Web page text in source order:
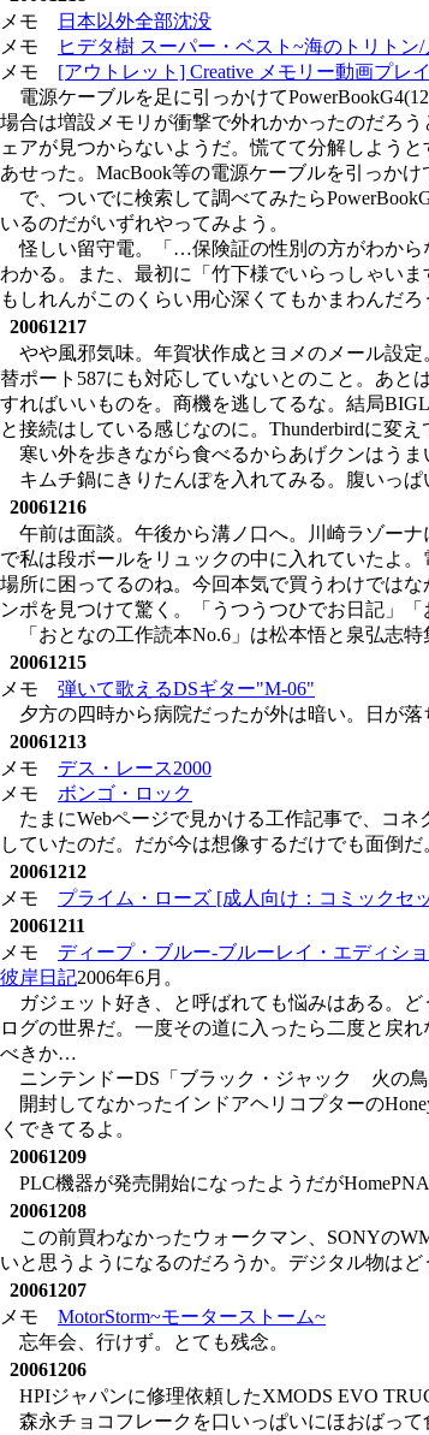
メモ
日本以外全部沈没
メモ
ヒデタ樹 スーパー・ベスト~海のトリトン
メモ [アウトレット] Creative メモリー動画プレ
電源ケーブルを足に引っかけて
場合は増設メモリが衝撃で外れかかったのだろ
ェアが見つからないようだ。慌てて分解しよう
あせった。MacBook等の電源ケーブルを引っかけ
で、ついでに検索して調べてみたら
いるのだがいずれやってみよう。
怪しい留守電。「…保険証の性別の方がわか
わかる。また、最初に「竹下様でいらっしゃい
もしれんがこのくらい用心深くてもかまわんだろ
20061217
やや風邪気味。年賀状作成とヨメのメール設
替ポート587にも対応していないとのこと。あと
すればいいものを。商機を逃してるな。結局
と接続はしている感じなのに。Thunderbirdに変え
寒い外を歩きながら食べるからあげクンはうま
キムチ鍋にきりたんぽを入れてみる。腹いっぱ
20061216
午前は面談。午後から溝ノ口へ。川崎ラゾー
で私は段ボールをリュックの中に入れていたよ
場所に困ってるのね。今回本気で買うわけでは
ンポを見つけて驚く。「うつうつひでお日記」
「おとなの工作読本No.6」は松本悟と泉弘志
20061215
メモ 弾いて歌えるDSギター"M-06"
夕方の四時から病院だったが外は暗い。日が
20061213
メモ デス・レース2000
メモ ボンゴ・ロック
たまにWebページで見かける工作記事で、コ
していたのだ。だが今は想像するだけでも面倒
20061212
メモ プライム・ローズ [成人向け：コミックセ
20061211
メモ ディープ・ブルー-ブルーレイ・エディシ
彼岸日記2006年6月。
ガジェット好き、と呼ばれても悩みはある。
ログの世界だ。一度その道に入ったら二度と戻
べきか…
ニンテンドーDS「ブラック・ジャック 火の
開封してなかったインドアヘリコプターの
くできてるよ。
20061209
PLC機器が発売開始になったようだが
20061208
この前買わなかったウォークマン、SONYの
いと思うようになるのだろうか。デジタル物は
20061207
メモ MotorStorm~モーターストーム~
忘年会、行けず。とても残念。
20061206
HPIジャパンに修理依頼したXMODS EVO
森永チョコフレークを口いっぱいにほおばっ